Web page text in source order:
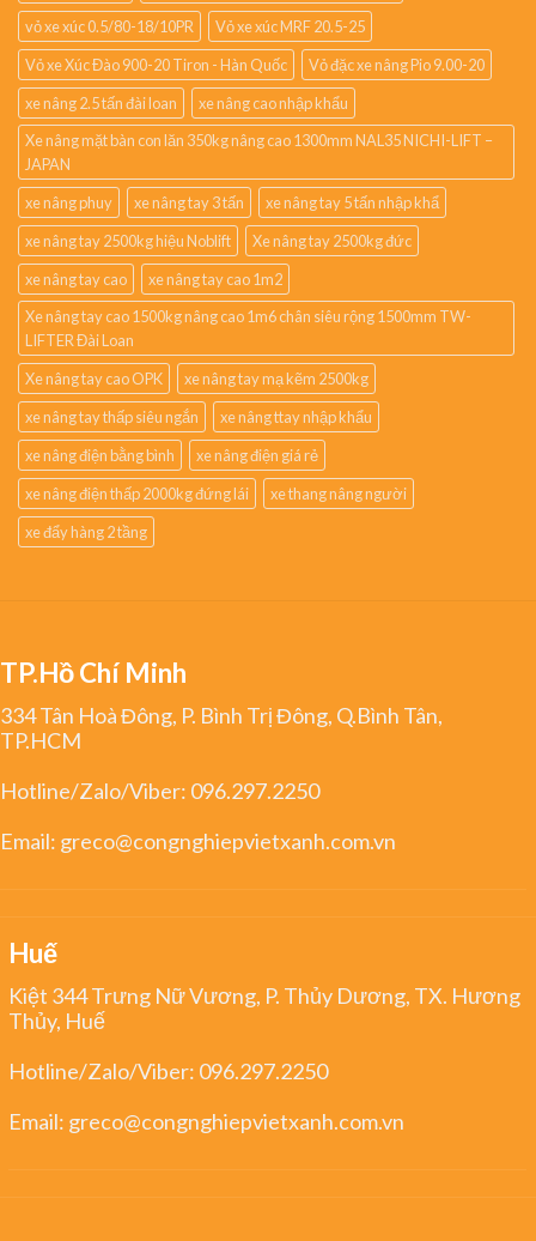
vỏ xe xúc 0.5/80-18/10PR
Vỏ xe xúc MRF 20.5-25
Vỏ xe Xúc Đào 900-20 Tiron - Hàn Quốc
Vỏ đặc xe nâng Pio 9.00-20
xe nâng 2.5 tấn đài loan
xe nâng cao nhập khẩu
Xe nâng mặt bàn con lăn 350kg nâng cao 1300mm NAL35 NICHI-LIFT –
JAPAN
xe nâng phuy
xe nâng tay 3 tấn
xe nâng tay 5 tấn nhập khẩ
xe nâng tay 2500kg hiệu Noblift
Xe nâng tay 2500kg đức
xe nâng tay cao
xe nâng tay cao 1m2
Xe nâng tay cao 1500kg nâng cao 1m6 chân siêu rộng 1500mm TW-
LIFTER Đài Loan
Xe nâng tay cao OPK
xe nâng tay mạ kẽm 2500kg
xe nâng tay thấp siêu ngắn
xe nâng ttay nhập khẩu
xe nâng điện bằng bình
xe nâng điện giá rẻ
xe nâng điện thấp 2000kg đứng lái
xe thang nâng người
xe đẩy hàng 2 tầng
TP.Hồ Chí Minh
334 Tân Hoà Đông, P. Bình Trị Đông, Q.Bình Tân,
TP.HCM
Hotline/Zalo/Viber: 096.297.2250
Email: greco@congnghiepvietxanh.com.vn
Huế
Kiệt 344 Trưng Nữ Vương, P. Thủy Dương, TX. Hương
Thủy, Huế
Hotline/Zalo/Viber: 096.297.2250
Email: greco@congnghiepvietxanh.com.vn